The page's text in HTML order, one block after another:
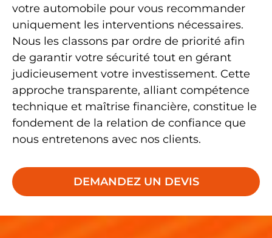
votre automobile pour vous recommander
uniquement les interventions nécessaires.
Nous les classons par ordre de priorité afin
de garantir votre sécurité tout en gérant
judicieusement votre investissement. Cette
approche transparente, alliant compétence
technique et maîtrise financière, constitue le
fondement de la relation de confiance que
nous entretenons avec nos clients.
DEMANDEZ UN DEVIS